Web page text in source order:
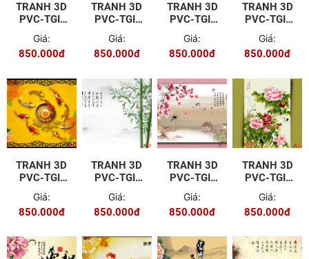
TRANH 3D
PVC-TGI-
ZS-P006
Giá:
850.000đ
TRANH 3D
PVC-TGI-
ZS-P007
Giá:
850.000đ
TRANH 3D
PVC-TGI-
ZS-P008
Giá:
850.000đ
TRANH 3D
PVC-TGI-
ZS-P009
Giá:
850.000đ
TRANH 3D
PVC-TGI-
Giá:
850.000đ
TRANH 3D
PVC-TGI-
Giá:
850.000đ
TRANH 3D
PVC-TGI-
Giá:
850.000đ
TRANH 3D
PVC-TGI-
Giá:
850.000đ